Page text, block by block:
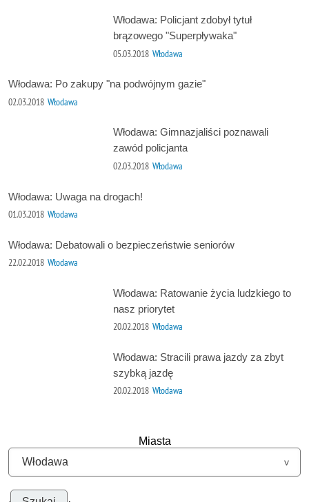
Włodawa: Policjant zdobył tytuł
brązowego "Superpływaka"
05.03.2018 Włodawa
Włodawa: Po zakupy "na podwójnym gazie"
02.03.2018 Włodawa
Włodawa: Gimnazjaliści poznawali
zawód policjanta
02.03.2018 Włodawa
Włodawa: Uwaga na drogach!
01.03.2018 Włodawa
Włodawa: Debatowali o bezpieczeństwie seniorów
22.02.2018 Włodawa
Włodawa: Ratowanie życia ludzkiego to
nasz priorytet
20.02.2018 Włodawa
Włodawa: Stracili prawa jazdy za zbyt
szybką jazdę
20.02.2018 Włodawa
Miasta